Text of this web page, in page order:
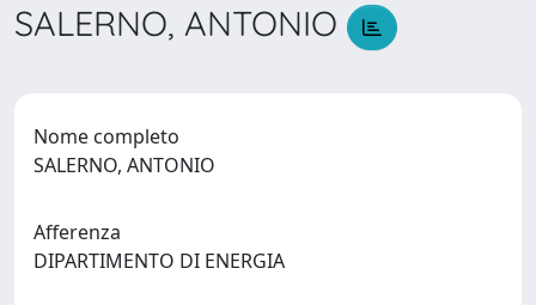
SALERNO, ANTONIO
Nome completo
SALERNO, ANTONIO
Afferenza
DIPARTIMENTO DI ENERGIA